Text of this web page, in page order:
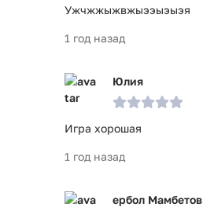
Ужчжжыжвжыээыэыэя
1 год назад
Юлия
Игра хорошая
1 год назад
ербол Мамбетов